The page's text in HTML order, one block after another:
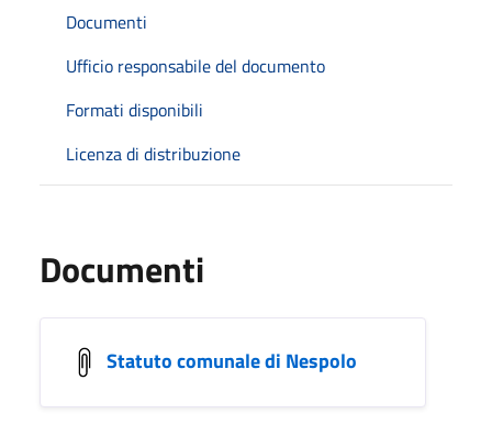
Documenti
Ufficio responsabile del documento
Formati disponibili
Licenza di distribuzione
Documenti
Statuto comunale di Nespolo